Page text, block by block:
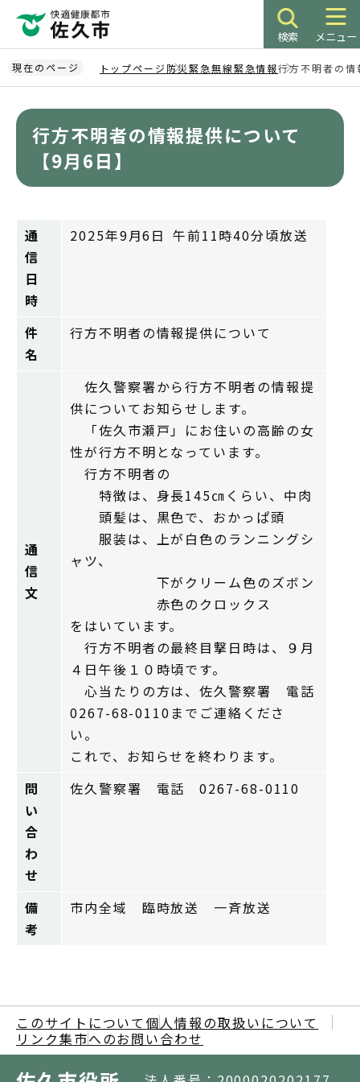
ペ
ー
ジ
検索 メニュー
現在のページ トップページ 防災緊急無線緊急情報行方不明者の
行方不明者の情報提供について
【9月6日】
通
信
日
時
2025年9月6日 午前11時40分頃放送
件
名
行方不明者の情報提供について
通
信
文
佐久警察署から行方不明者の情報提
供についてお知らせします。
「佐久市瀬戸」にお住いの高齢の女
性が行方不明となっています。
行方不明者の
特徴は、身長145㎝くらい、中肉
頭髪は、黒色で、おかっぱ頭
服装は、上が白色のランニングシ
ャツ、
下がクリーム色のズボン
赤色のクロックス
をはいています。
行方不明者の最終目撃日時は、９月
４日午後１０時頃です。
心当たりの方は、佐久警察署 電話
0267-68-0110までご連絡くださ
い。
これで、お知らせを終わります。
問
い
合
わ
せ
佐久警察署 電話 0267-68-0110
備
考
市内全域 臨時放送 一斉放送
このサイトについて 個人情報の取扱いについて
リンク集市へのお問い合わせ